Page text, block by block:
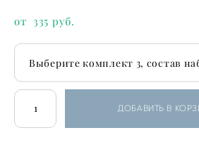
от 335 pуб.
Выберите комплект 3, состав
ДОБАВИТЬ В